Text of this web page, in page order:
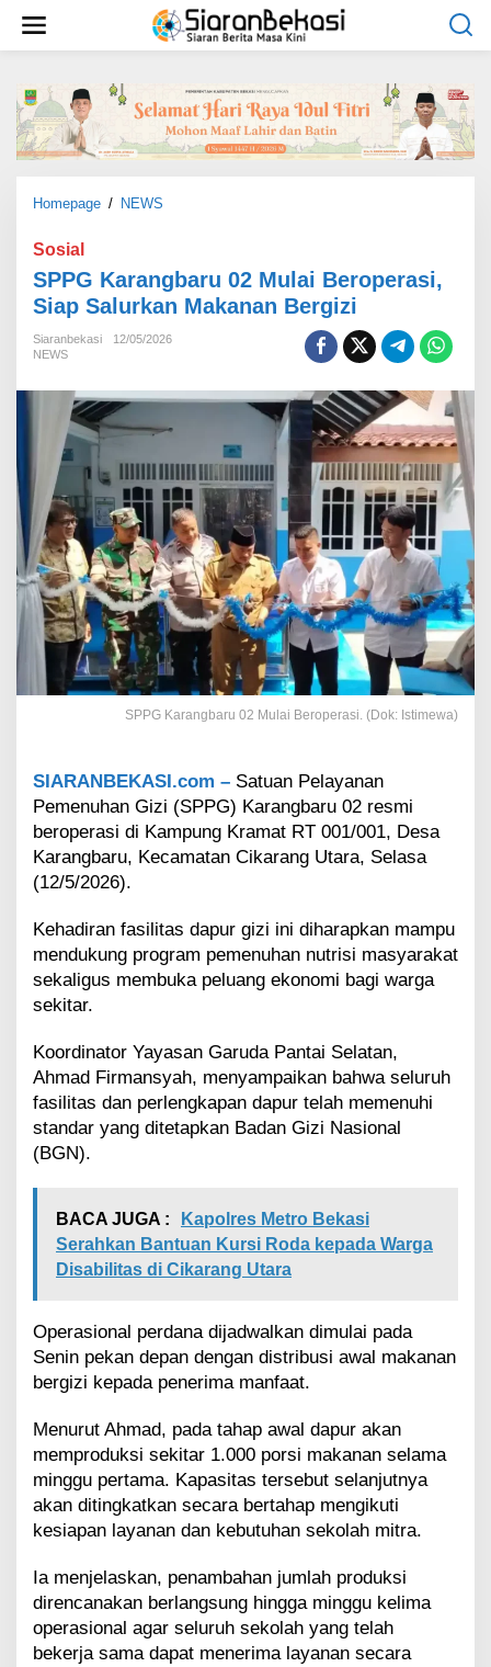
w
Homepage / NEWS
K
a
g
a
M
u
l
a
i
B
e
p
a
s
i
,
p
S
a
k
a
n
M
a
n
B
g
i
i
Sosial
SPPG Karangbaru 02 Mulai Beroperasi,
Siap Salurkan Makanan Bergizi
Siaranbekasi
12/05/2026
NEWS
SPPG Karangbaru 02 Mulai Beroperasi. (Dok: Istimewa)
SIARANBEKASI.com – Satuan Pelayanan
Pemenuhan Gizi (SPPG) Karangbaru 02 resmi
beroperasi di Kampung Kramat RT 001/001, Desa
Karangbaru, Kecamatan Cikarang Utara, Selasa
(12/5/2026).
Kehadiran fasilitas dapur gizi ini diharapkan mampu
mendukung program pemenuhan nutrisi masyarakat
sekaligus membuka peluang ekonomi bagi warga
sekitar.
Koordinator Yayasan Garuda Pantai Selatan,
Ahmad Firmansyah, menyampaikan bahwa seluruh
fasilitas dan perlengkapan dapur telah memenuhi
standar yang ditetapkan Badan Gizi Nasional
(BGN).
BACA JUGA :
Kapolres Metro Bekasi
Serahkan Bantuan Kursi Roda kepada Warga
Disabilitas di Cikarang Utara
Operasional perdana dijadwalkan dimulai pada
Senin pekan depan dengan distribusi awal makanan
bergizi kepada penerima manfaat.
Menurut Ahmad, pada tahap awal dapur akan
memproduksi sekitar 1.000 porsi makanan selama
minggu pertama. Kapasitas tersebut selanjutnya
akan ditingkatkan secara bertahap mengikuti
kesiapan layanan dan kebutuhan sekolah mitra.
Ia menjelaskan, penambahan jumlah produksi
direncanakan berlangsung hingga minggu kelima
operasional agar seluruh sekolah yang telah
bekerja sama dapat menerima layanan secara